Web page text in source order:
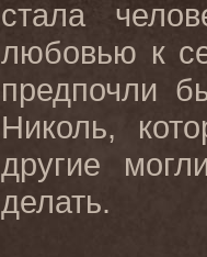
стала
любовью к
предпочли
Николь,
другие
делать.